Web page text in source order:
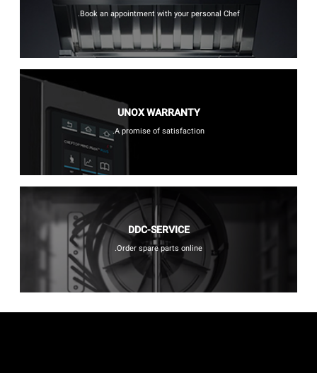
Book an appointment with your personal Chef.
UNOX WARRANTY
A promise of satisfaction.
DDC-SERVICE
Order spare parts online.